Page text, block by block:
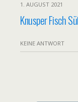
1. AUGUST 2021
Knusper Fisch
KEINE ANTWORT